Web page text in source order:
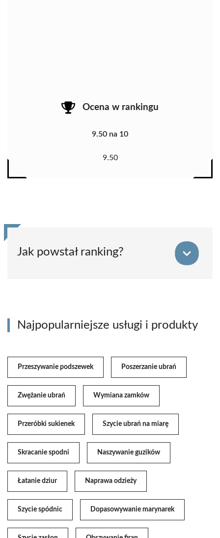
Ocena w rankingu
9.50 na 10
9.50
Jak powstał ranking?
Najpopularniejsze usługi i produkty
Przeszywanie podszewek Poszerzanie ubrań
Zwężanie ubrań Wymiana zamków
Przeróbki sukienek Szycie ubrań na miarę
Skracanie spodni Naszywanie guzików
Łatanie dziur Naprawa odzieży
Szycie spódnic Dopasowywanie marynarek